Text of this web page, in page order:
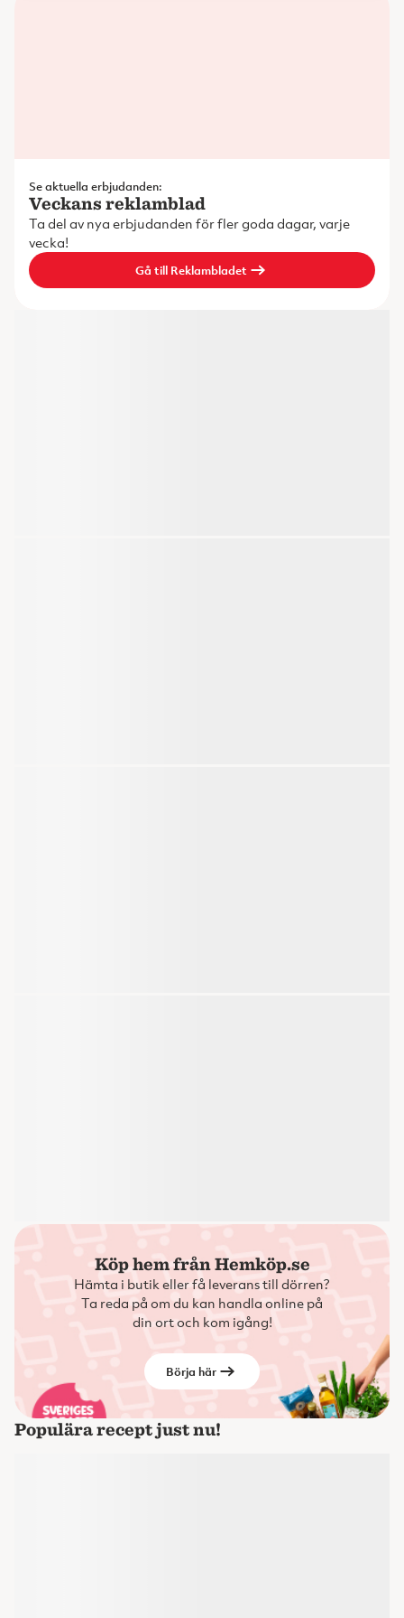
Se aktuella erbjudanden:
Veckans reklamblad
Ta del av nya erbjudanden för fler goda dagar, varje
vecka!
Gå till Reklambladet
Köp hem från Hemköp.se
Hämta i butik eller få leverans till dörren?
Ta reda på om du kan handla online på
din ort och kom igång!
Börja här
Populära recept just nu!